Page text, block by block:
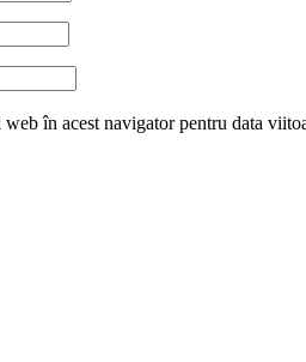
în acest navigator pentru data